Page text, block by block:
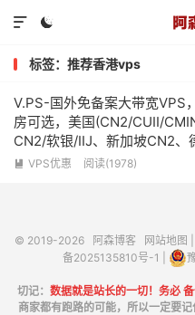


标签：推荐香港vps
V.PS-国外免备案大带宽VPS
房可选，美国(CN2/CUII/
CN2/软银/IIJ、新加坡CN2、
兰/CN2+CUII、英国CUII，
 VPS优惠 阅读(1978)
© 2019-2026 阿森博客 网站地图
备2025135810号-1
切记： 数据就是站长的一切！务必 备
商家都有跑路的可能，所以一定要